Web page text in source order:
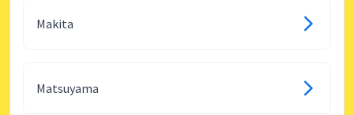
Makita
Matsuyama